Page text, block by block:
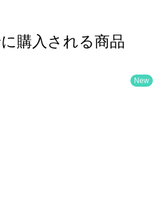
92.5%＋銅7.5%の合金が用いられ
シルバー（Sterling Silver）、
購入される商品
New